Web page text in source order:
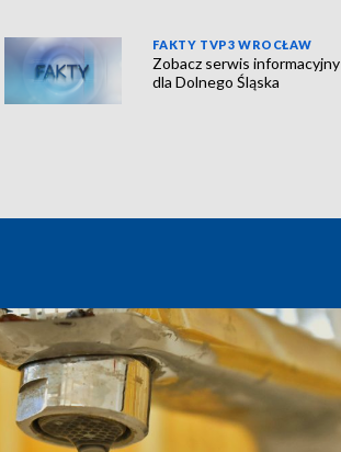
FAKTY TVP3 WROCŁAW
Zobacz serwis informacyjny
dla Dolnego Śląska